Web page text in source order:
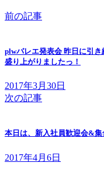
前の記事
plwバレエ発表会 昨日に引
盛り上がりましたっ！
2017年3月30日
次の記事
本日は、新入社員歓迎会&集
2017年4月6日